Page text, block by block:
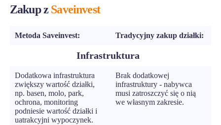
Zakup z Saveinvest
Metoda Saveinvest: Tradycyjny zakup działki:
Infrastruktura
Dodatkowa infrastruktura
zwiększy wartość działki,
np. basen, molo, park,
ochrona, monitoring
podniesie wartość działki i
uatrakcyjni wypoczynek.
Brak dodatkowej
infrastruktury - nabywca
musi zatroszczyć się o nią
we własnym zakresie.